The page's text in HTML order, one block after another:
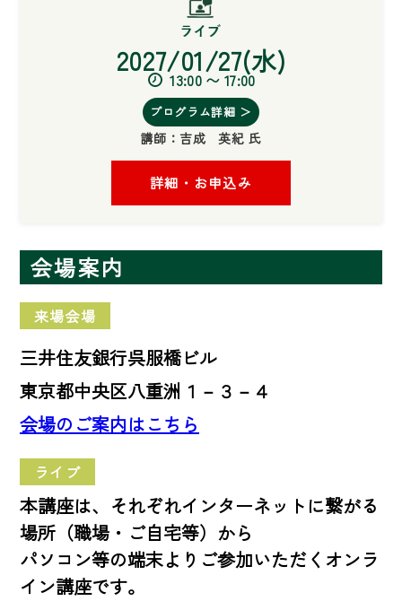
2027/01/27(水)
13:00 〜 17:00
プログラム詳細 ＞
講師： 吉成 英紀 氏
詳細・お申込み
会場案内
来場会場
三井住友銀行呉服橋ビル
東京都中央区八重洲１－３－４
会場のご案内はこちら
ライブ
本講座は、それぞれインターネットに繋がる
場所（職場・ご自宅等）から
パソコン等の端末よりご参加いただくオンラ
イン講座です。